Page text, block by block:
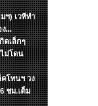
ฯ) เวทีทำ
...
ดเล็กๆ
ม่โดน
โทนฯ วง
ชม.เต็ม